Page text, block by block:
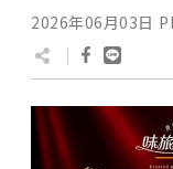
2026年06月03日